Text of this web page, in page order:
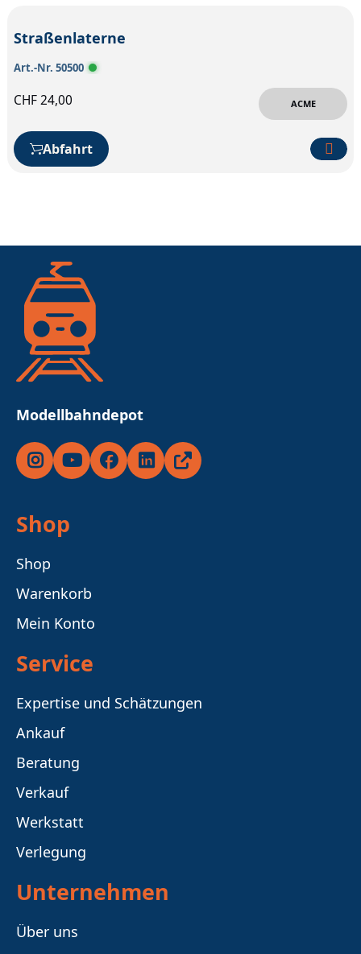
Straßenlaterne
Art.-Nr. 50500
CHF24,00 ACME
Abfahrt
Modellbahndepot
Instagram
YouTubeFacebookLinkedInRicardo
Shop
Shop
Warenkorb
Mein Konto
Service
Expertise und Schätzungen
Ankauf
Beratung
Verkauf
Werkstatt
Verlegung
Unternehmen
Über uns